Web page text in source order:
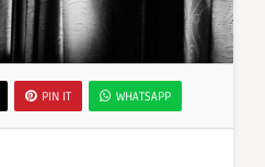
PIN IT WHATSAPP